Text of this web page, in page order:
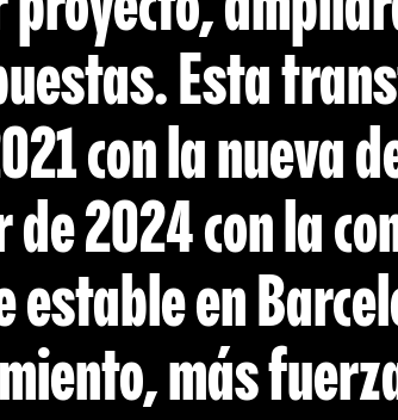
Esta
con la nueva
2024 con la
en
más